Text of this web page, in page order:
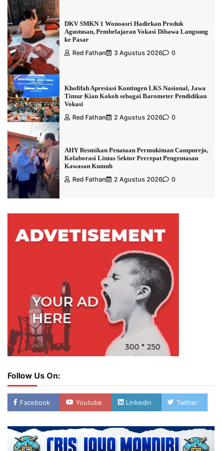
DKV SMKN 1 Wonoasri Hadirkan Produk
Agustusan, Pembelajaran Vokasi Dibawa Langsung
ke Pasar
Red Fathan
3 Agustus 2026 0
Khofifah Apresiasi Kontingen LKS Nasional, Jawa
Timur Kian Kokoh sebagai Barometer Pendidikan
Vokasi
Red Fathan
2 Agustus 2026 0
AHY Resmikan Penataan Permukiman Campurejo,
Kolaborasi Lintas Sektor Percepat Pengentasan
Kawasan Kumuh
Red Fathan
2 Agustus 2026 0
Follow Us On:
Facebook Youtube Linkedin Twitter